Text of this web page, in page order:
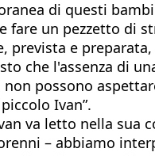
di questi
fare un pezzetto
prevista e
che l'assenza di
possono
Ivan”.
va letto nella sua
– abbiamo